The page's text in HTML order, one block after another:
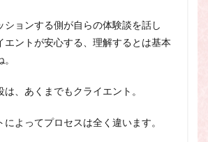
ションする側が自らの体験談を話し
エントが安心する、理解するとは基本
、あくまでもクライエント。
よってプロセスは全く違います。